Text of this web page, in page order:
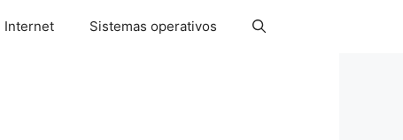
Internet Sistemas operativos